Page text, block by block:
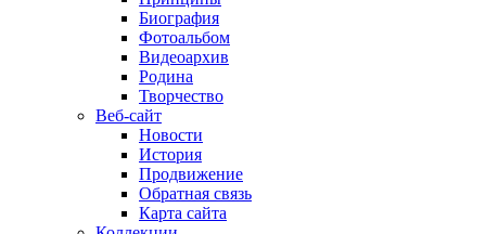
Биография
Фотоальбом
Видеоархив
Родина
Творчество
Веб-сайт
Новости
История
Продвижение
Обратная связь
Карта сайта